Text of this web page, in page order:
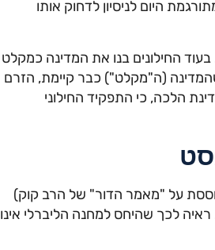
היום לניסיון לדחוק אותו
החילונים בנו את המדינה כמקלט
(ה"מקלט") כבר קיימת, הזרם
הלכה, כי התפקיד החילוני
על "מאמר הדור" של הרב קוק)
לכך שהיחס למחנה הליברלי אינו